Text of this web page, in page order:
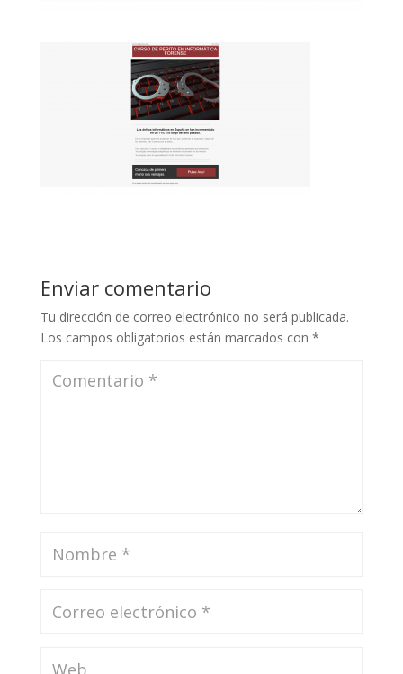
Enviar comentario
Tu dirección de correo electrónico no será publicada.
Los campos obligatorios están marcados con *